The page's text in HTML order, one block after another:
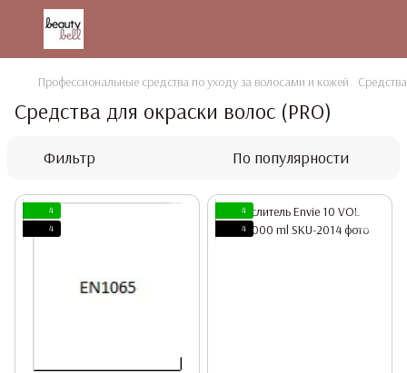
Профессиональные средства по уходу за волосами и кожей
Средства для окраски волос (PRO)
Фильтр По популярности
4
4
4
4